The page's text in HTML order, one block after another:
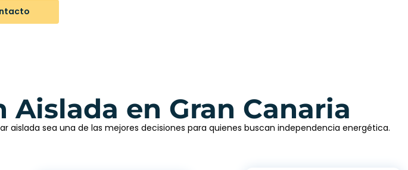
en Gran Canaria
aislada sea una de las mejores decisiones para quienes buscan independencia energética.